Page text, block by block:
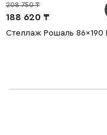
188 620
208 750
Стеллаж Рошаль 86x190